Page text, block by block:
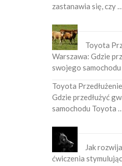
zastanawia się, czy …
Toyota
Warszawa: Gdzie
swojego
Toyota
Gdzie przedłużyć
samochodu Toyota
Jak
ćwiczenia